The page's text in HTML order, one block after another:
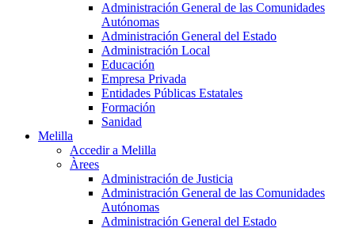
Administración General de las Comunidades
Autónomas
Administración General del Estado
Administración Local
Educación
Empresa Privada
Entidades Públicas Estatales
Formación
Sanidad
Melilla
Accedir a Melilla
Àrees
Administración de Justicia
Administración General de las Comunidades
Autónomas
Administración General del Estado